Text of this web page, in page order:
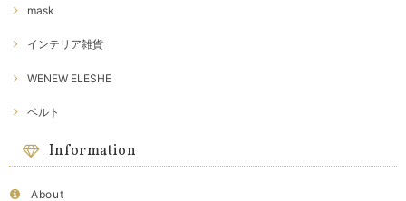
mask
インテリア雑貨
WENEW ELESHE
ベルト
Information
About